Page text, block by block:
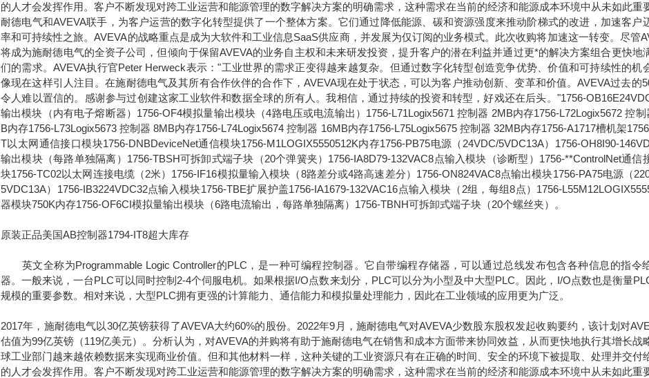
的人才会发挥作用。客户不断发现对跨工业运营和能源管理的数字解决方案的明确需求，这种需求在当前的经济和能源成本环境中从未如此重
耐德电气和AVEVA联手，为客户运营的数字化转型提供了一个整体方案。它们通过降低能源、碳和资源强度来推动阶梯式的改进，加速客户
率和可持续性之旅。AVEVA的战略重点是成为大软件和工业信息SaaS供应商，并发展为仅订阅的业务模式。此次收购将加速这一转变。尽管
将成为施耐德电气的全资子公司，但倾向于保留AVEVA的业务自主权和未来研发投资，提升客户的潜在利益并通过更*的解决方案组合更快地
们的需求。AVEVA执行官Peter Herweck表示："工业世界的需求正变得越来越复杂。但通过数字化转型创造竞争优势、价值和可持续性的机
像现在这样引人注目。在施耐德电气及其所有合作伙伴的合作下，AVEVA现在处于状态，可以为客户推动创新、变革和价值。AVEVA过去的
令人难以置信的。感谢参与过创建这家工业软件和数据全球的所有人。我相信，通过持续的投资和转型，好戏还在后头。"1756-
输出模块（内有电子熔断器）1756-OF4模拟量输出模块（4路电压或电流输出）1756-L71Logix5671 控制器 2MB内存1756-L72Logix5672 控制
B内存1756-L73Logix5673 控制器 8MB内存1756-L74Logix5674 控制器 16MB内存1756-L75Logix5675 控制器 32MB内存1756-A1717槽机架
T以太网通信接口模块1756-DNBDeviceNet通信模块1756-M1LOGIX5550512K内存1756-PB75电源（24VDC/5VDC13A）1756-OH8I90-
输出模块（每路单独隔离）1756-TBSH可拆卸式端子块（20个弹簧夹）1756-IA8D79-132VAC8点输入模块（诊断型）1756-**ControlNet通信
块1756-TC02以太网连接电缆（2米）1756-IF16模拟量输入模块（8路差分或4路高速差分）1756-ON824VAC8点输出模块1756-PA75电源（
5VDC13A）1756-IB3224VDC32点输入模块1756-TBE扩展护盖1756-IA1679-132VAC16点输入模块（2组，每组8点）1756-
器模块750K内存1756-OF6CI模拟量输出模块（6路电流输出，每路单独隔离）1756-TBNH可拆卸式端子块（20个螺丝夹）。
原装正品美国AB控制器1794-IT8超大库存
英文全称为Programmable Logic Controller的PLC，是一种可编程控制器。它自带编程存储器，可以通过总线发布包含各种信息的指令
器。一般来说，一台PLC可以同时控制2-4个伺服电机。如果根据I/O点数来划分，PLC可以分为小型及中大型PLC。因此，I/O点数也是衡量
规模的重要参数。相对来说，大型PLC拥有更强的计算能力、通信能力和模拟量处理能力，因此在工业领域的应用更为广泛。
2017年，施耐德电气以30亿英镑获得了AVEVA大约60%的股份。2022年9月，施耐德电气对AVEVA少数股东股权发起收购要约，该计划对
估值为99亿英镑（119亿美元）。分析认为，对AVEVA的并购将有助于施耐德电气在销售和成本方面带来协同效益，从而更快地执行其增长战
球工业部门越来越依赖数据来实现商业价值。但和其他材料一样，这种关键的工业资源只有在正确的时间、安全的环境下被提取、处理并交付
的人才会发挥作用。客户不断发现对跨工业运营和能源管理的数字解决方案的明确需求，这种需求在当前的经济和能源成本环境中从未如此重